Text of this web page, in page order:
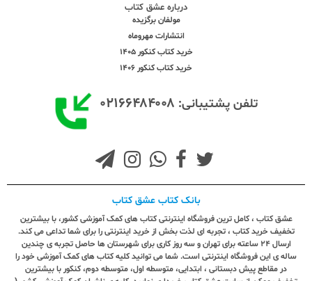
درباره عشق کتاب
مولفان برگزیده
انتشارات مهروماه
خرید کتاب کنکور 1405
خرید کتاب کنکور 1406
تلفن پشتیبانی: ۰۲۱۶۶۴۸۴۰۰۸
بانک کتاب عشق کتاب
عشق کتاب ، کامل ترین فروشگاه اینترنتی کتاب های کمک آموزشی کشور، با بیشترین
تخفیف خرید کتاب ، تجربه ای لذت بخش از خرید اینترنتی را برای شما تداعی می کند.
ارسال ٢٤ ساعته برای تهران و سه روز کاری برای شهرستان ها حاصل تجربه ی چندین
ساله ی این فروشگاه اینترنتی است. شما می توانید کلیه کتاب های کمک آموزشی خود را
در مقاطع پیش دبستانی ، ابتدایی، متوسطه اول، متوسطه دوم، کنکور با بیشترین